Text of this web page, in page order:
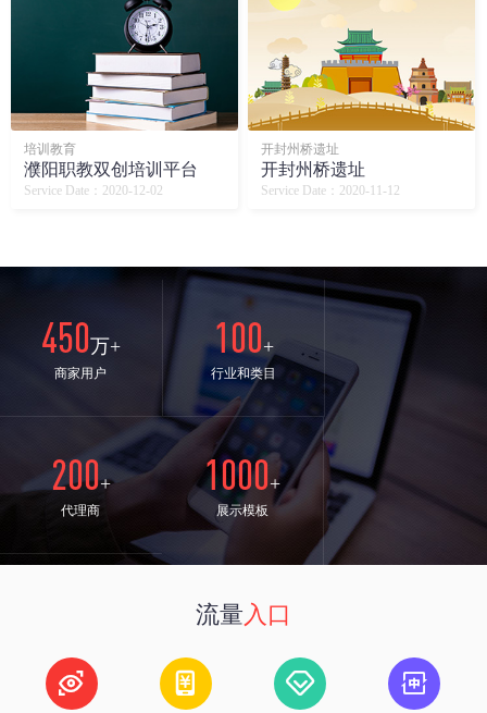
培训教育
濮阳职教双创培训平台
Service Date：2020-12-02
开封州桥遗址
开封州桥遗址
Service Date：2020-11-12
450万+
商家用户
100+
行业和类目
200+
代理商
1000+
展示模板
24h
流量入口
   